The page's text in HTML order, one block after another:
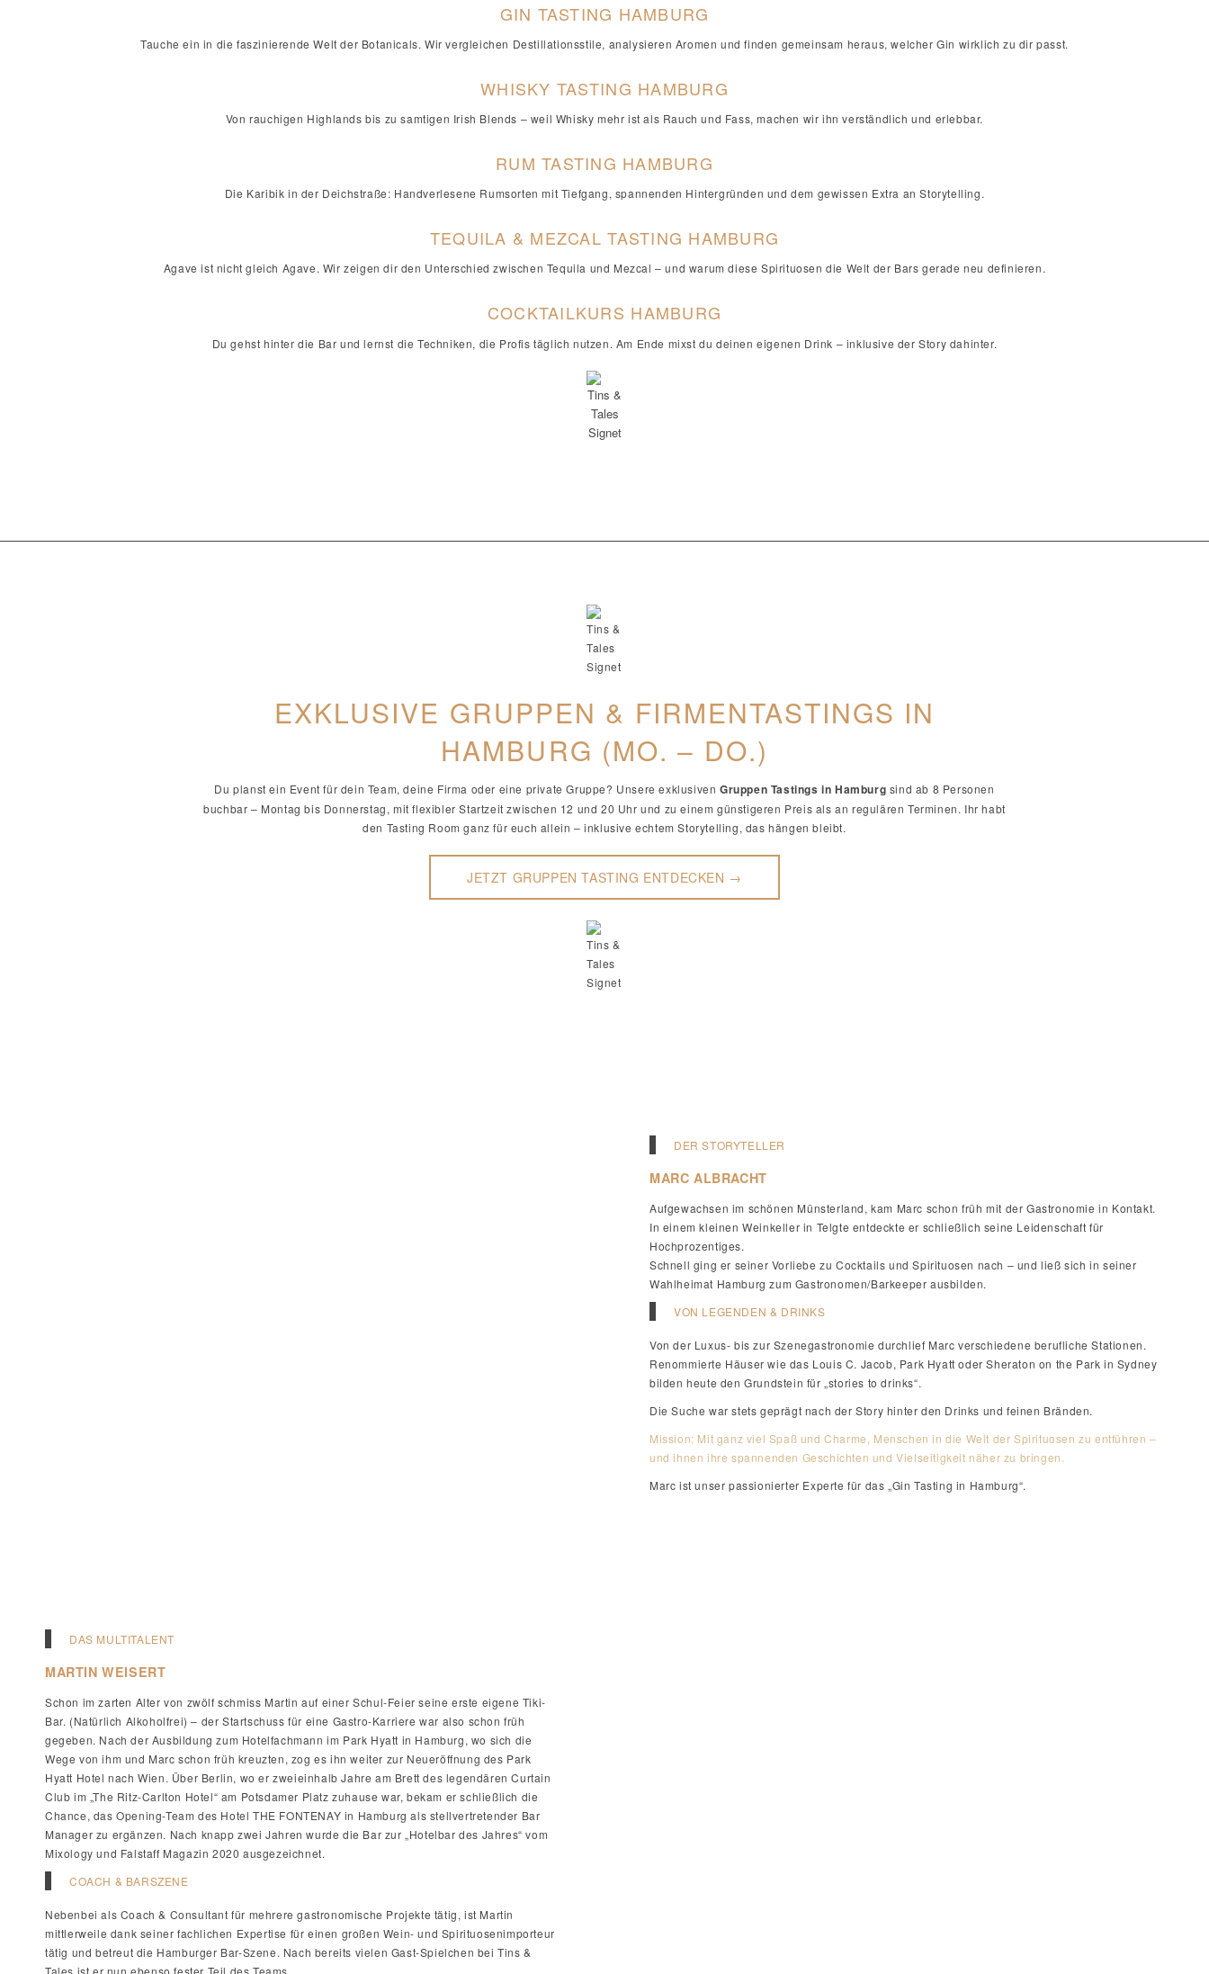
GIN TASTING HAMBURG
Tauche ein in die faszinierende Welt der Botanicals. Wir vergleichen Destillationsstile, analysieren Aromen und finden gemeinsam heraus, welcher Gin wirklich zu dir passt.
WHISKY TASTING HAMBURG
Von rauchigen Highlands bis zu samtigen Irish Blends – weil Whisky mehr ist als Rauch und Fass, machen wir ihn verständlich und erlebbar.
RUM TASTING HAMBURG
Die Karibik in der Deichstraße: Handverlesene Rumsorten mit Tiefgang, spannenden Hintergründen und dem gewissen Extra an Storytelling.
TEQUILA & MEZCAL TASTING HAMBURG
Agave ist nicht gleich Agave. Wir zeigen dir den Unterschied zwischen Tequila und Mezcal – und warum diese Spirituosen die Welt der Bars gerade neu definieren.
COCKTAILKURS HAMBURG
Du gehst hinter die Bar und lernst die Techniken, die Profis täglich nutzen. Am Ende mixst du deinen eigenen Drink – inklusive der Story dahinter.
EXKLUSIVE GRUPPEN & FIRMENTASTINGS IN
HAMBURG (MO. – DO.)
Du planst ein Event für dein Team, deine Firma oder eine private Gruppe? Unsere exklusiven Gruppen Tastings in Hamburg sind ab 8 Personen
buchbar – Montag bis Donnerstag, mit flexibler Startzeit zwischen 12 und 20 Uhr und zu einem günstigeren Preis als an regulären Terminen. Ihr habt
den Tasting Room ganz für euch allein – inklusive echtem Storytelling, das hängen bleibt.
JETZT GRUPPEN TASTING ENTDECKEN →
DER STORYTELLER
MARC ALBRACHT
Aufgewachsen im schönen Münsterland, kam Marc schon früh mit der Gastronomie in Kontakt.
In einem kleinen Weinkeller in Telgte entdeckte er schließlich seine Leidenschaft für
Hochprozentiges.
Schnell ging er seiner Vorliebe zu Cocktails und Spirituosen nach – und ließ sich in seiner
Wahlheimat Hamburg zum Gastronomen/Barkeeper ausbilden.
VON LEGENDEN & DRINKS
Von der Luxus- bis zur Szenegastronomie durchlief Marc verschiedene berufliche Stationen.
Renommierte Häuser wie das Louis C. Jacob, Park Hyatt oder Sheraton on the Park in Sydney
bilden heute den Grundstein für „stories to drinks“.
Die Suche war stets geprägt nach der Story hinter den Drinks und feinen Bränden.
Mission: Mit ganz viel Spaß und Charme, Menschen in die Welt der Spirituosen zu entführen –
und ihnen ihre spannenden Geschichten und Vielseitigkeit näher zu bringen.
Marc ist unser passionierter Experte für das „Gin Tasting in Hamburg“.
DAS MULTITALENT
MARTIN WEISERT
Schon im zarten Alter von zwölf schmiss Martin auf einer Schul-Feier seine erste eigene Tiki-
Bar. (Natürlich Alkoholfrei) – der Startschuss für eine Gastro-Karriere war also schon früh
gegeben. Nach der Ausbildung zum Hotelfachmann im Park Hyatt in Hamburg, wo sich die
Wege von ihm und Marc schon früh kreuzten, zog es ihn weiter zur Neueröffnung des Park
Hyatt Hotel nach Wien. Über Berlin, wo er zweieinhalb Jahre am Brett des legendären Curtain
Club im „The Ritz-Carlton Hotel“ am Potsdamer Platz zuhause war, bekam er schließlich die
Chance, das Opening-Team des Hotel THE FONTENAY in Hamburg als stellvertretender Bar
Manager zu ergänzen. Nach knapp zwei Jahren wurde die Bar zur „Hotelbar des Jahres“ vom
Mixology und Falstaff Magazin 2020 ausgezeichnet.
COACH & BARSZENE
Nebenbei als Coach & Consultant für mehrere gastronomische Projekte tätig, ist Martin
mittlerweile dank seiner fachlichen Expertise für einen großen Wein- und Spirituosenimporteur
tätig und betreut die Hamburger Bar-Szene. Nach bereits vielen Gast-Spielchen bei Tins &
Tales ist er nun ebenso fester Teil des Teams.